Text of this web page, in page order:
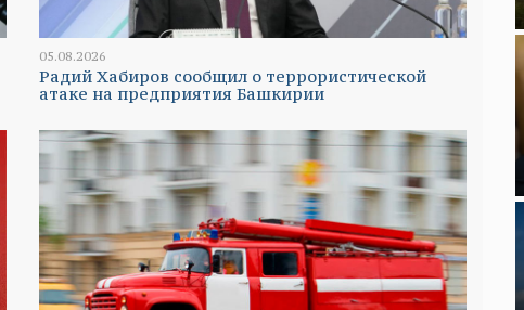
05.08.2026
Радий Хабиров сообщил о террористической
атаке на предприятия Башкирии